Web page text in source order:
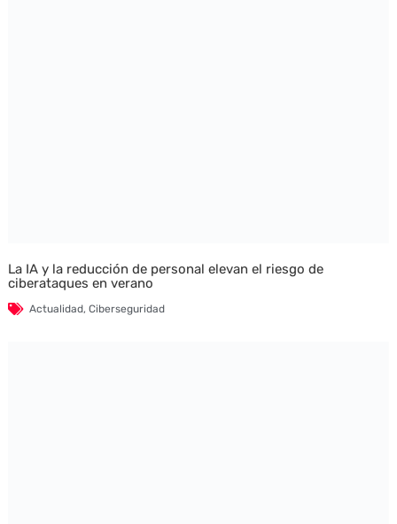
La IA y la reducción de personal elevan el riesgo de
ciberataques en verano
Actualidad, Ciberseguridad